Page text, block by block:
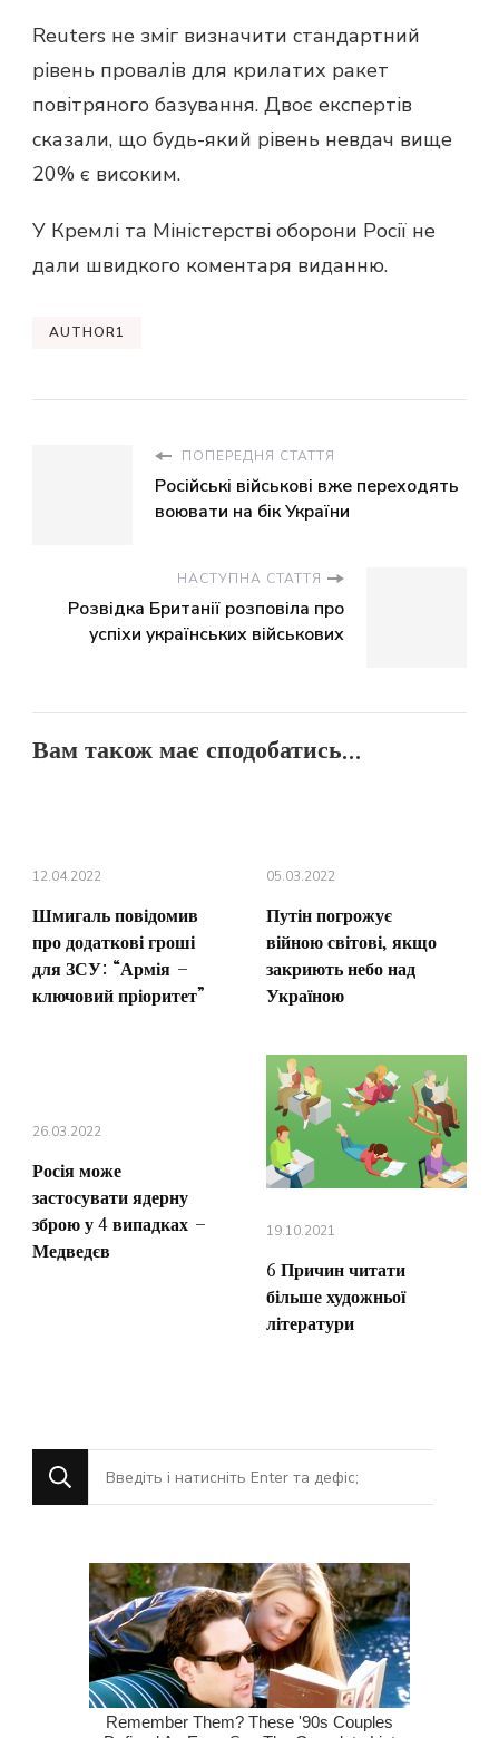
Reuters не зміг визначити стандартний
рівень провалів для крилатих ракет
повітряного базування. Двоє експертів
сказали, що будь-який рівень невдач вище
20% є високим.
У Кремлі та Міністерстві оборони Росії не
дали швидкого коментаря виданню.
AUTHOR1
ПОПЕРЕДНЯ СТАТТЯ
Російські військові вже переходять
воювати на бік України
НАСТУПНА СТАТТЯ
Розвідка Британії розповіла про
успіхи українських військових
Вам також має сподобатись...
12.04.2022
Шмигаль повідомив
про додаткові гроші
для ЗСУ: “Армія –
ключовий пріоритет”
05.03.2022
Путін погрожує
війною світові, якщо
закриють небо над
Україною
26.03.2022
Росія може
застосувати ядерну
зброю у 4 випадках –
Медведєв
19.10.2021
6 Причин читати
більше художньої
літератури
Шукаєте
щось?